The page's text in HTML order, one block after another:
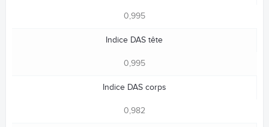
0,995
Indice DAS tête
0,995
Indice DAS corps
0,982